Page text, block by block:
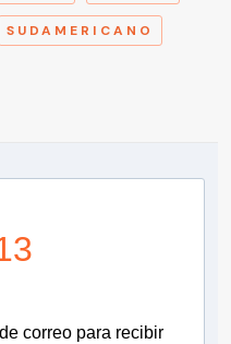
SUDAMERICANO
correo para recibir